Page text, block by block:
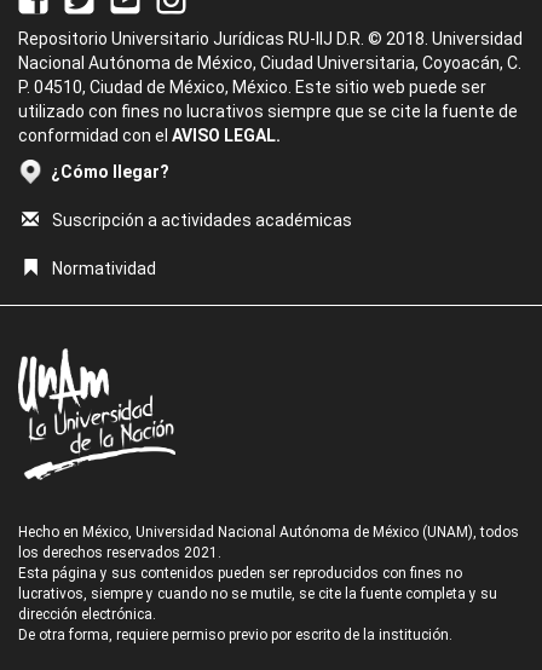
Repositorio Universitario Jurídicas RU-IIJ D.R. © 2018. Universidad
Nacional Autónoma de México, Ciudad Universitaria, Coyoacán, C.
P. 04510, Ciudad de México, México. Este sitio web puede ser
utilizado con fines no lucrativos siempre que se cite la fuente de
conformidad con el AVISO LEGAL.
¿Cómo llegar?
Suscripción a actividades académicas
Normatividad
Hecho en México, Universidad Nacional Autónoma de México (UNAM), todos
los derechos reservados 2021.
Esta página y sus contenidos pueden ser reproducidos con fines no
lucrativos, siempre y cuando no se mutile, se cite la fuente completa y su
dirección electrónica.
De otra forma, requiere permiso previo por escrito de la institución.